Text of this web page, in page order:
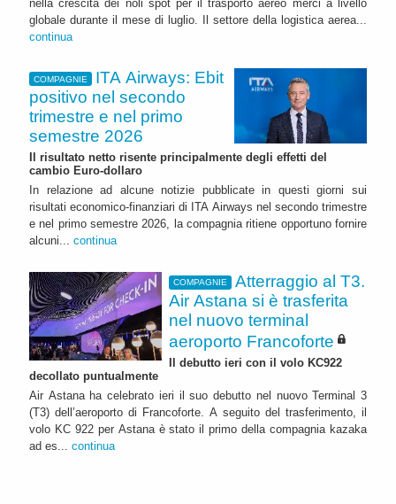
nella crescita dei noli spot per il trasporto aereo merci a livello
globale durante il mese di luglio. Il settore della logistica aerea...
continua
COMPAGNIE
ITA Airways: Ebit
positivo nel secondo
trimestre e nel primo
semestre 2026
Il risultato netto risente principalmente degli effetti del
cambio Euro-dollaro
In relazione ad alcune notizie pubblicate in questi giorni sui
risultati economico-finanziari di ITA Airways nel secondo trimestre
e nel primo semestre 2026, la compagnia ritiene opportuno fornire
alcuni... continua
COMPAGNIE
Atterraggio al T3.
Air Astana si è trasferita
nel nuovo terminal
aeroporto Francoforte
Il debutto ieri con il volo KC922
decollato puntualmente
Air Astana ha celebrato ieri il suo debutto nel nuovo Terminal 3
(T3) dell’aeroporto di Francoforte. A seguito del trasferimento, il
volo KC 922 per Astana è stato il primo della compagnia kazaka
ad es... continua